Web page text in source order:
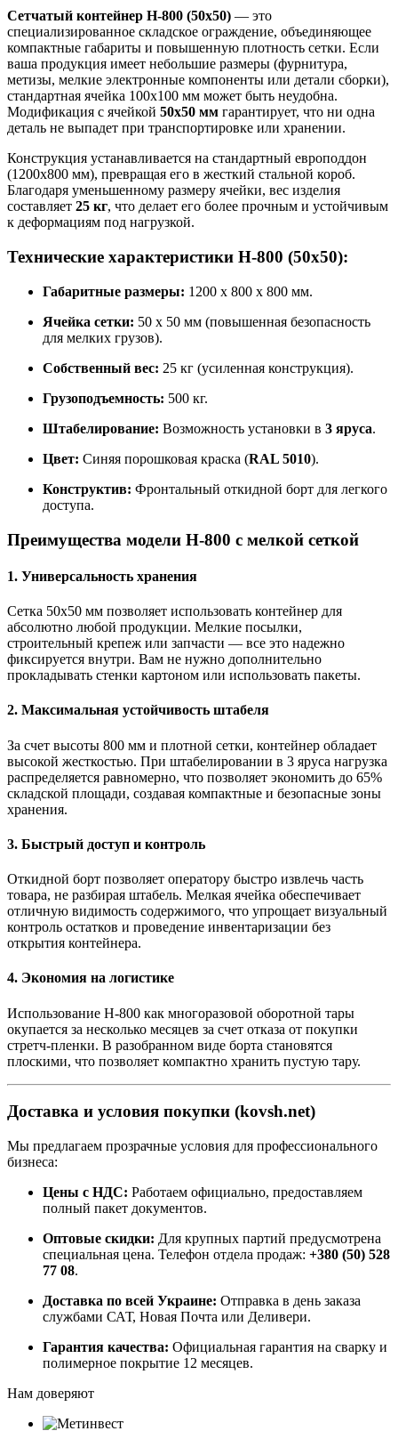
Сетчатый контейнер H-800 (50х50) — это
специализированное складское ограждение, объединяющее
компактные габариты и повышенную плотность сетки. Если
ваша продукция имеет небольшие размеры (фурнитура,
метизы, мелкие электронные компоненты или детали сборки),
стандартная ячейка 100х100 мм может быть неудобна.
Модификация с ячейкой 50х50 мм гарантирует, что ни одна
деталь не выпадет при транспортировке или хранении.
Конструкция устанавливается на стандартный европоддон
(1200х800 мм), превращая его в жесткий стальной короб.
Благодаря уменьшенному размеру ячейки, вес изделия
составляет 25 кг, что делает его более прочным и устойчивым
к деформациям под нагрузкой.
Технические характеристики H-800 (50х50):
Габаритные размеры: 1200 х 800 х 800 мм.
Ячейка сетки: 50 х 50 мм (повышенная безопасность
для мелких грузов).
Собственный вес: 25 кг (усиленная конструкция).
Грузоподъемность: 500 кг.
Штабелирование: Возможность установки в 3 яруса.
Цвет: Синяя порошковая краска (RAL 5010).
Конструктив: Фронтальный откидной борт для легкого
доступа.
Преимущества модели H-800 с мелкой сеткой
1. Универсальность хранения
Сетка 50х50 мм позволяет использовать контейнер для
абсолютно любой продукции. Мелкие посылки,
строительный крепеж или запчасти — все это надежно
фиксируется внутри. Вам не нужно дополнительно
прокладывать стенки картоном или использовать пакеты.
2. Максимальная устойчивость штабеля
За счет высоты 800 мм и плотной сетки, контейнер обладает
высокой жесткостью. При штабелировании в 3 яруса нагрузка
распределяется равномерно, что позволяет экономить до 65%
складской площади, создавая компактные и безопасные зоны
хранения.
3. Быстрый доступ и контроль
Откидной борт позволяет оператору быстро извлечь часть
товара, не разбирая штабель. Мелкая ячейка обеспечивает
отличную видимость содержимого, что упрощает визуальный
контроль остатков и проведение инвентаризации без
открытия контейнера.
4. Экономия на логистике
Использование H-800 как многоразовой оборотной тары
окупается за несколько месяцев за счет отказа от покупки
стретч-пленки. В разобранном виде борта становятся
плоскими, что позволяет компактно хранить пустую тару.
Доставка и условия покупки (kovsh.net)
Мы предлагаем прозрачные условия для профессионального
бизнеса:
Цены с НДС: Работаем официально, предоставляем
полный пакет документов.
Оптовые скидки: Для крупных партий предусмотрена
специальная цена. Телефон отдела продаж: +380 (50) 528
77 08.
Доставка по всей Украине: Отправка в день заказа
службами САТ, Новая Почта или Деливери.
Гарантия качества: Официальная гарантия на сварку и
полимерное покрытие 12 месяцев.
Нам доверяют